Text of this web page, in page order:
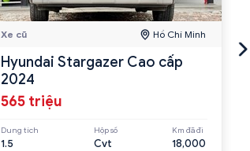
Xe cũ Hồ Chí Minh
Hyundai Stargazer Cao cấp
2024
565 triệu
Dung tích
1.5
Hộp số
Cvt
Km đã đi
18,000